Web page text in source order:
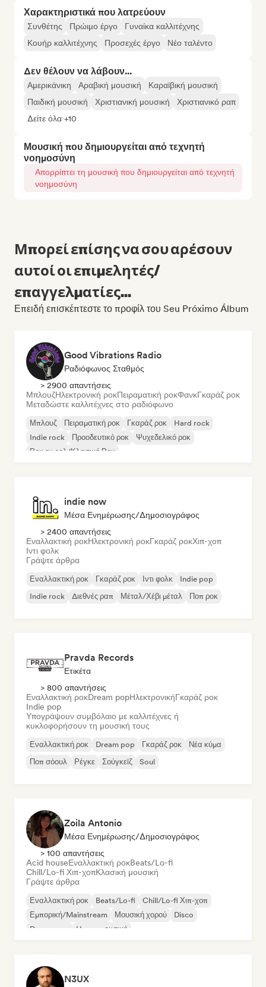
Χαρακτηριστικά που λατρεύουν
Συνθέτης Πρώιμο έργο
Γυναίκα καλλιτέχνης
Κουήρ καλλιτέχνης
Προσεχές έργο Νέο ταλέντο
Δεν θέλουν να λάβουν...
Αμερικάνικη Αραβική μουσική
Καραϊβική μουσική
Παιδική μουσική
Χριστιανική μουσική
Χριστιανικό ραπ
Δείτε όλα +10
Μουσική που δημιουργείται από τεχνητή
νοημοσύνη
Απορρίπτει τη μουσική που δημιουργείται από τεχνητή
νοημοσύνη
Μπορεί επίσης να σου αρέσουν
αυτοί οι επιμελητές/
επαγγελματίες...
Επειδή επισκέπτεστε το προφίλ του Seu Próximo Álbum
Good Vibrations Radio
Ραδιόφωνος Σταθμός
> 2900 απαντήσεις
ΜπλουζΗλεκτρονική ροκΠειραματική ροκΦανκΓκαράζ ροκ
Μεταδώστε καλλιτέχνες στο ραδιόφωνο
Μπλουζ Πειραματική ροκ Γκαράζ ροκ
Hard rock
Indie rock
Προοδευτικό ροκ
Ψυχεδελικό ροκ
Ροκ εν ρολ/Κλασικό Ροκ
indie now
Μέσα Ενημέρωσης/Δημοσιογράφος
> 2400 απαντήσεις
Εναλλακτική ροκΗλεκτρονική ροκΓκαράζ ροκΧιπ-χοπ
Ιντι φολκ
Γράψτε άρθρα
Εναλλακτική ροκ Γκαράζ ροκ Ιντι φολκ
Indie pop
Indie rock
Διεθνές ραπ Μέταλ/Χέβι μέταλ Ποπ ροκ
Pravda Records
Ετικέτα
> 800 απαντήσεις
Εναλλακτική ροκDream popΗλεκτρονικήΓκαράζ ροκ
Indie pop
Υπογράψουν συμβόλαιο με καλλιτέχνες ή
κυκλοφορήσουν τη μουσική τους
Εναλλακτική ροκ Dream pop Γκαράζ ροκ
Νέα κύμα
Ποπ σόουλ
Ρέγκε Σούγκεϊζ Soul
Zoila Antonio
Μέσα Ενημέρωσης/Δημοσιογράφος
> 100 απαντήσεις
Acid houseΕναλλακτική ροκBeats/Lo-fi
Chill/Lo-fi Χιπ-χοπΚλασική μουσική
Γράψτε άρθρα
Εναλλακτική ροκ Beats/Lo-fi
Chill/Lo-fi Χιπ-χοπ
Εμπορική/Mainstream
Μουσική χορού
Disco
Dream pop
House μουσική
N3UX